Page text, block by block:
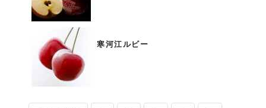
寒河江ルビー